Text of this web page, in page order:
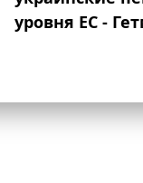
уровня ЕС -